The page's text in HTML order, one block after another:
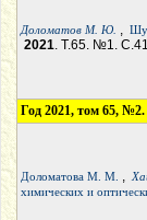
Доломатов М. Ю. ,
2021. Т.65. №1.
Год 2021, том 65, №2.
Доломатова М. М. ,
химических и